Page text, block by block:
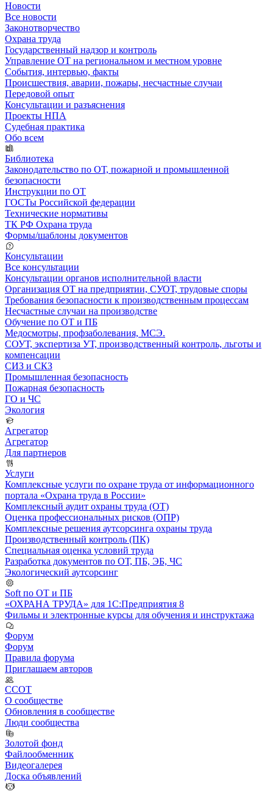
Новости
Все новости
Законотворчество
Охрана труда
Государственный надзор и контроль
Управление ОТ на региональном и местном уровне
События, интервью, факты
Происшествия, аварии, пожары, несчастные случаи
Передовой опыт
Консультации и разъяснения
Проекты НПА
Судебная практика
Обо всем
Библиотека
Законодательство по ОТ, пожарной и промышленной
безопасности
Инструкции по ОТ
ГОСТы Российской федерации
Технические нормативы
ТК РФ Охрана труда
Формы/шаблоны документов
Консультации
Все консультации
Консультации органов исполнительной власти
Организация ОТ на предприятии, СУОТ, трудовые споры
Требования безопасности к производственным процессам
Несчастные случаи на производстве
Обучение по ОТ и ПБ
Медосмотры, профзаболевания, МСЭ.
СОУТ, экспертиза УТ, производственный контроль, льготы и
компенсации
СИЗ и СКЗ
Промышленная безопасность
Пожарная безопасность
ГО и ЧС
Экология
Агрегатор
Агрегатор
Для партнеров
Услуги
Комплексные услуги по охране труда от информационного
портала «Охрана труда в России»
Комплексный аудит охраны труда (ОТ)
Оценка профессиональных рисков (ОПР)
Комплексные решения аутсорсинга охраны труда
Производственный контроль (ПК)
Специальная оценка условий труда
Разработка документов по ОТ, ПБ, ЭБ, ЧС
Экологический аутсорсинг
Soft по ОТ и ПБ
«ОХРАНА ТРУДА» для 1С:Предприятия 8
Фильмы и электронные курсы для обучения и инструктажа
Форум
Форум
Правила форума
Приглашаем авторов
ССОТ
О сообществе
Обновления в сообществе
Люди сообщества
Золотой фонд
Файлообменник
Видеогалерея
Доска объявлений